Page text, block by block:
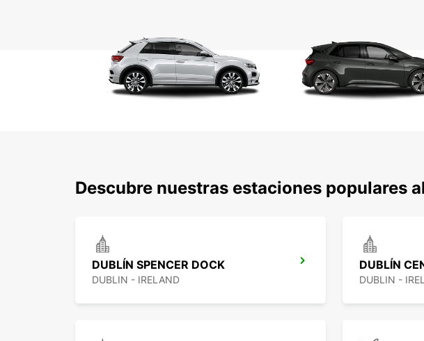
Descubre nuestras estaciones populares
DUBLÍN SPENCER DOCK
DUBLIN - IRELAND DUBLIN -